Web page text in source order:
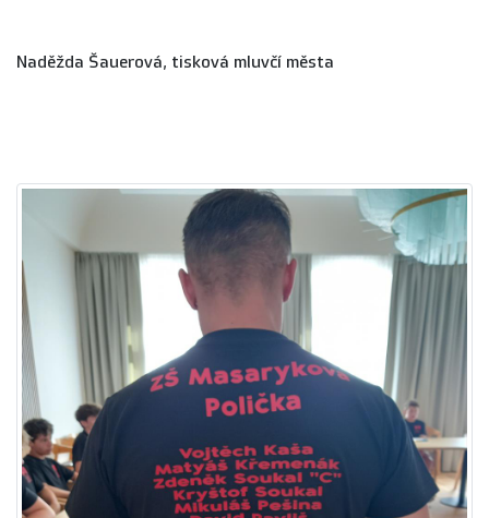
Naděžda Šauerová, tisková mluvčí města